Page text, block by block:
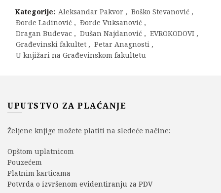
Kategorije: Aleksandar Pakvor , Boško Stevanović ,
Đorđe Lađinović , Đorđe Vuksanović ,
Dragan Buđevac , Dušan Najdanović , EVROKODOVI ,
Građevinski fakultet , Petar Anagnosti ,
U knjižari na Građevinskom fakultetu
UPUTSTVO ZA PLAĆANJE
Željene knjige možete platiti na sledeće načine:
Opštom uplatnicom
Pouzećem
Platnim karticama
Potvrda o izvršenom evidentiranju za PDV